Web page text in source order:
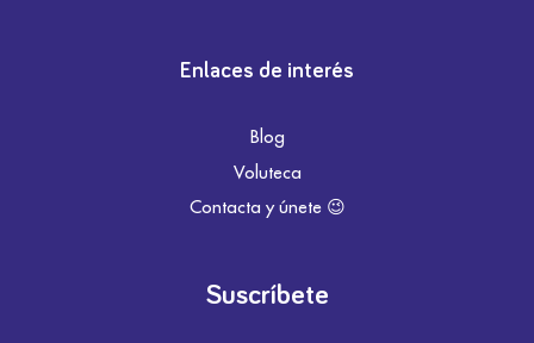
Enlaces de interés
Blog
Voluteca
Contacta y únete 😉
Suscríbete